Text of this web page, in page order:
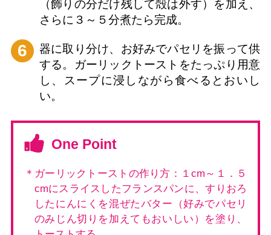
（飾りの分だけ残して殻は外す）を加え、
さらに３～５分煮たら完成。
6
器に取り分け、お好みでパセリを振って供
する。ガーリックトーストをたっぷり用意
し、スープに浸しながら食べるとおいし
い。
One Point
＊ガーリックトーストの作り方：１cm～１．５
cmにスライスしたフランスパンに、すりおろ
したにんにくを混ぜたバター（好みでパセリ
のみじん切りを加えてもおいしい）を塗り、